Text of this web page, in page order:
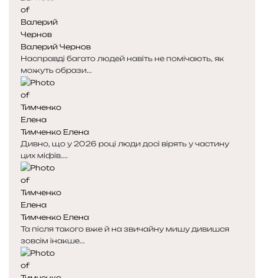
Валерий Чернов
Насправді багато людей навіть не помічають, як
можуть образи...
Тимченко Елена
Дивно, що у 2026 році люди досі вірять у частину
цих міфів....
Тимченко Елена
Та після такого вже й на звичайну мишу дивишся
зовсім інакше...